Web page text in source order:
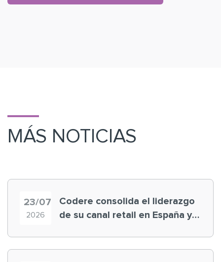
MÁS NOTICIAS
23/07
2026
Codere consolida el liderazgo
de su canal retail en España y